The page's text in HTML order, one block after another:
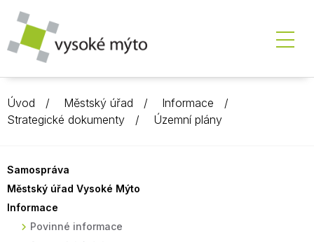
Úvod Městský úřad
Informace
Strategické dokumenty
Územní plány
Samospráva
Městský úřad Vysoké Mýto
Informace
Povinné informace